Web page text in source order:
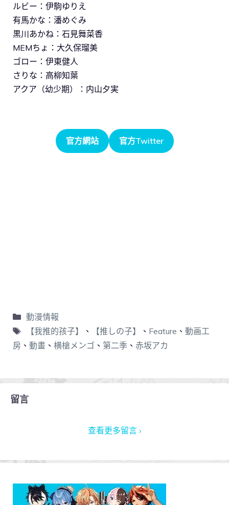
ルビー：伊駒ゆりえ
有馬かな：潘めぐみ
黒川あかね：石見舞菜香
MEMちょ：大久保瑠美
ゴロー：伊東健人
さりな：高柳知葉
アクア（幼少期）：内山夕実
官方網站 官方Twitter
動漫情報
【我推的孩子】
、 【推しの子】 、 Feature 、 動画工
房 、 動畫 、 横槍メンゴ 、 第二季 、 赤坂アカ
留言
查看更多留言 ›